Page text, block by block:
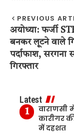
PREVIOUS
अयोध्या: फर्जी
बनकर लूटने वाले
पर्दाफाश, सरगना
गिरफ्तार
Latest
वाराणसी
कारीगर
में दहशत